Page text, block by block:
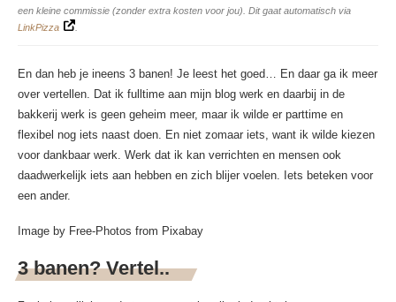
een kleine commissie (zonder extra kosten voor jou). Dit gaat automatisch via
LinkPizza
En dan heb je ineens 3 banen! Je leest het goed… En daar ga ik meer
over vertellen. Dat ik fulltime aan mijn blog werk en daarbij in de
bakkerij werk is geen geheim meer, maar ik wilde er parttime en
flexibel nog iets naast doen. En niet zomaar iets, want ik wilde kiezen
voor dankbaar werk. Werk dat ik kan verrichten en mensen ook
daadwerkelijk iets aan hebben en zich blijer voelen. Iets beteken voor
een ander.
Image by Free-Photos from Pixabay
3 banen? Vertel..